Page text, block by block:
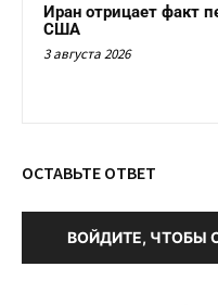
Иран отрицает факт
США
3 августа 2026
ОСТАВЬТЕ ОТВЕТ
ВОЙДИТЕ, ЧТОБЫ